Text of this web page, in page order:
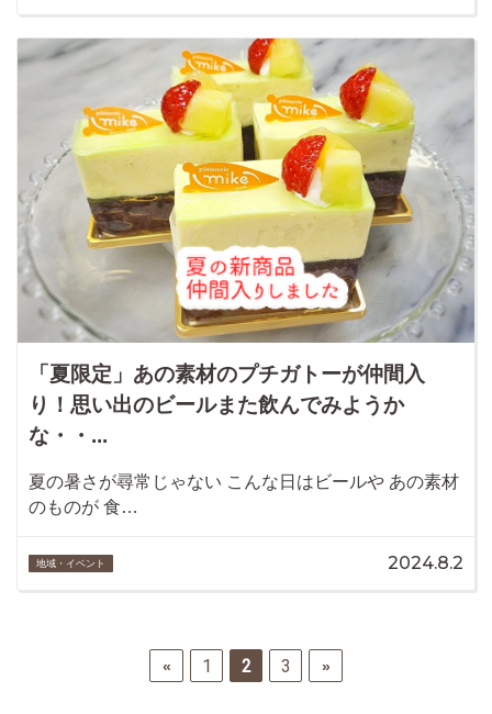
「夏限定」あの素材のプチガトーが仲間入
り！思い出のビールまた飲んでみようか
な・・...
夏の暑さが尋常じゃない こんな日はビールや あの素材
のものが 食…
地域・イベント 2024.8.2
« 1 2 3 »